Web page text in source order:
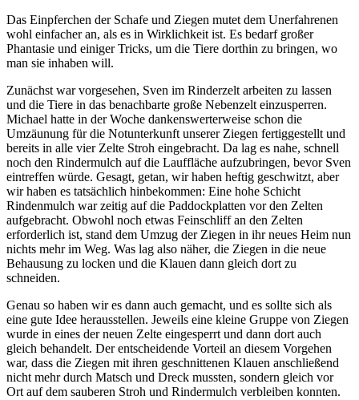
Das Einpferchen der Schafe und Ziegen mutet dem Unerfahrenen
wohl einfacher an, als es in Wirklichkeit ist. Es bedarf großer
Phantasie und einiger Tricks, um die Tiere dorthin zu bringen, wo
man sie inhaben will.
Zunächst war vorgesehen, Sven im Rinderzelt arbeiten zu lassen
und die Tiere in das benachbarte große Nebenzelt einzusperren.
Michael hatte in der Woche dankenswerterweise schon die
Umzäunung für die Notunterkunft unserer Ziegen fertiggestellt und
bereits in alle vier Zelte Stroh eingebracht. Da lag es nahe, schnell
noch den Rindermulch auf die Lauffläche aufzubringen, bevor Sven
eintreffen würde. Gesagt, getan, wir haben heftig geschwitzt, aber
wir haben es tatsächlich hinbekommen: Eine hohe Schicht
Rindenmulch war zeitig auf die Paddockplatten vor den Zelten
aufgebracht. Obwohl noch etwas Feinschliff an den Zelten
erforderlich ist, stand dem Umzug der Ziegen in ihr neues Heim nun
nichts mehr im Weg. Was lag also näher, die Ziegen in die neue
Behausung zu locken und die Klauen dann gleich dort zu
schneiden.
Genau so haben wir es dann auch gemacht, und es sollte sich als
eine gute Idee herausstellen. Jeweils eine kleine Gruppe von Ziegen
wurde in eines der neuen Zelte eingesperrt und dann dort auch
gleich behandelt. Der entscheidende Vorteil an diesem Vorgehen
war, dass die Ziegen mit ihren geschnittenen Klauen anschließend
nicht mehr durch Matsch und Dreck mussten, sondern gleich vor
Ort auf dem sauberen Stroh und Rindermulch verbleiben konnten.